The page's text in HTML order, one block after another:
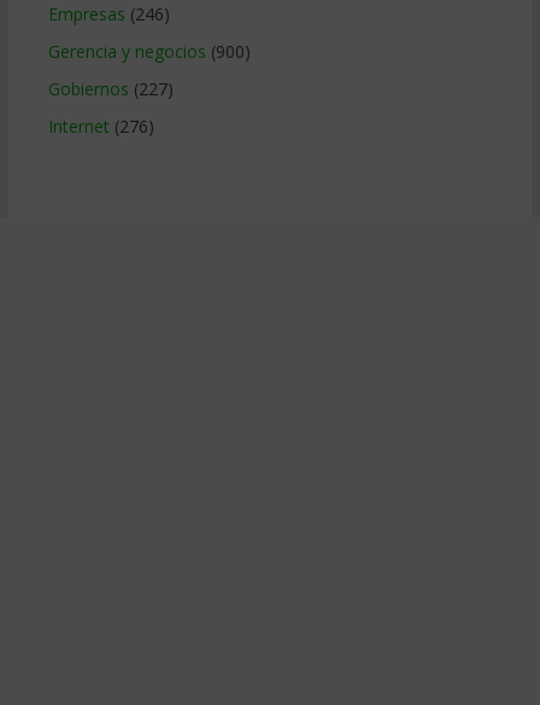
Empresas (246)
Gerencia y negocios (900)
Gobiernos (227)
Internet (276)